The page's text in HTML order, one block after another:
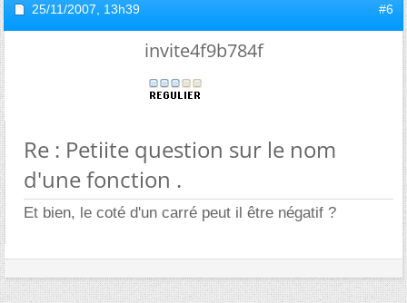
25/11/2007, 13h39 #6
invite4f9b784f
Re : Petiite question sur le nom
d'une fonction .
Et bien, le coté d'un carré peut il être négatif ?